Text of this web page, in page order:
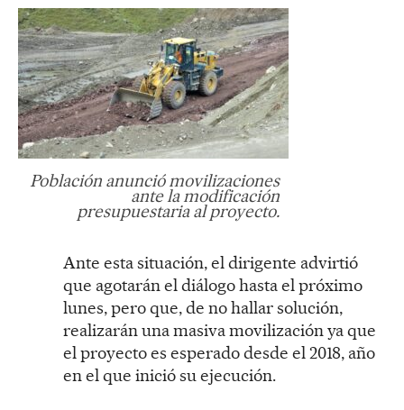
Población anunció movilizaciones
ante la modificación
presupuestaria al proyecto.
Ante esta situación, el dirigente advirtió
que agotarán el diálogo hasta el próximo
lunes, pero que, de no hallar solución,
realizarán una masiva movilización ya que
el proyecto es esperado desde el 2018, año
en el que inició su ejecución.